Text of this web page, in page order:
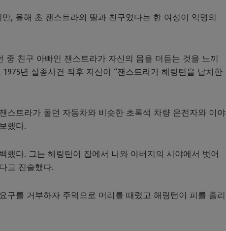
, 올해 초 잰스트라의 딸과 친구였다는 한 여성이 익명의
친구 아빠인 잰스트라가 자신의 몸을 더듬는 것을 느끼
년 실종사건 직후 자신이 “잰스트라가 해링턴을 납치한
스트라가 몰던 자동차와 비슷한 초록색 차량 운전자와 이야
했다.
했다. 그는 해링턴이 집에서 나와 아버지의 시야에서 벗어
고 진술했다.
구를 거부하자 주먹으로 머리를 때렸고 해링턴이 피를 흘리